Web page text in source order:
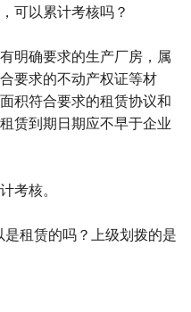
可以累计考核吗？
确要求的生产厂房，属
要求的不动产权证等材
积符合要求的租赁协议和
赁到期日期应不早于企业
考核。
租赁的吗？上级划拨的是